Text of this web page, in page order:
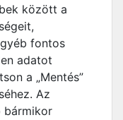
között a
fontos
adatot
a „Mentés”
Az
bármikor